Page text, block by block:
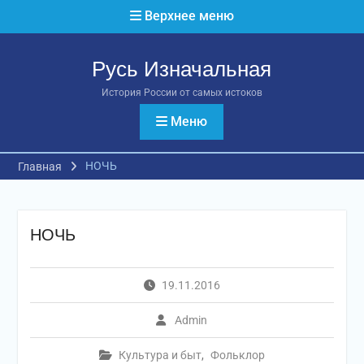
Верхнее меню
Русь Изначальная
История России от самых истоков
Меню
Главная НОЧЬ
НОЧЬ
19.11.2016
Admin
Культура и быт, Фольклор